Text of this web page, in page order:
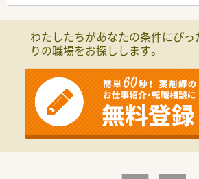
■院長先生の人柄が良く、スタッフから
■月一で院内勉強会を開催。ドクターと
なります。
わたしたちがあなたの条件にぴっ
りの職場をお探しします。